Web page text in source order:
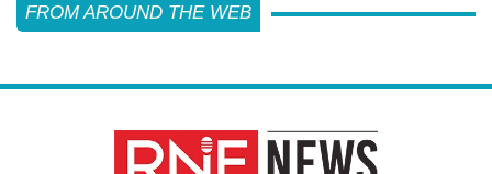
FROM AROUND THE WEB